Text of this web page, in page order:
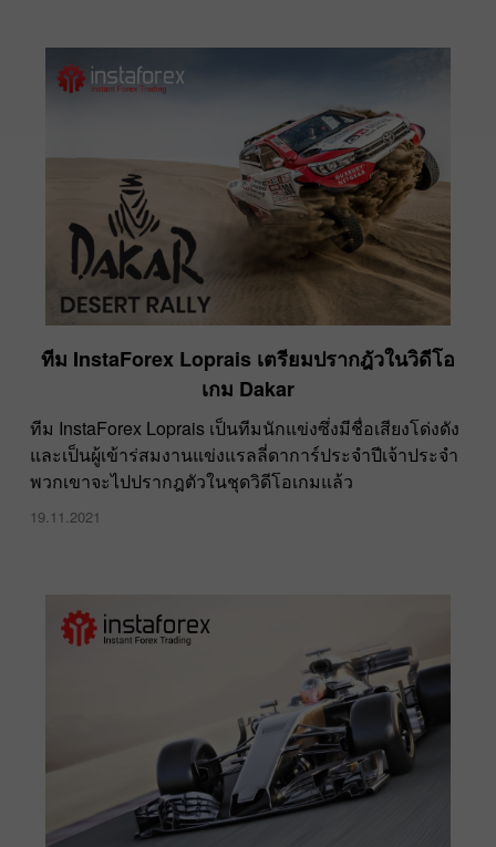
ทีม InstaForex Loprais เตรียมปรากฎัวในวิดีโอ
เกม Dakar
ทีม InstaForex Loprais เป็นทีมนักแข่งซึ่งมีชื่อเสียงโด่งดัง
และเป็นผู้เข้าร่สมงานแข่งแรลลี่ดาการ์ประจำปีเจ้าประจำ
พวกเขาจะไปปรากฎตัวในชุดวิดีโอเกมแล้ว
19.11.2021